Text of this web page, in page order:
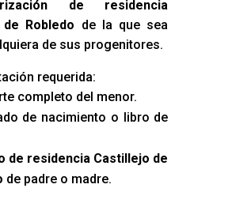
de residencia
Robledo de la que sea
de sus progenitores.
requerida:
completo del menor.
de nacimiento o libro de
de residencia Castillejo de
de padre o madre.